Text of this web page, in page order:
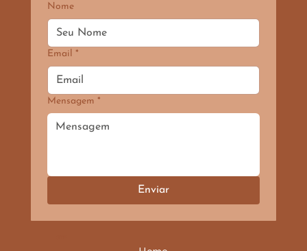
Nome
Email *
Mensagem *
Enviar